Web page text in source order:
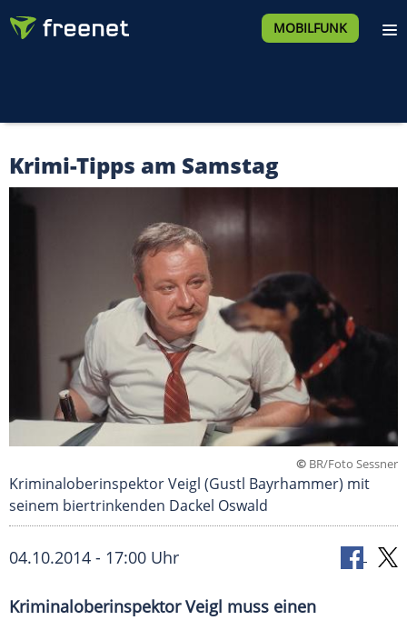
MOBILFUNK
Krimi-Tipps am Samstag
© BR/Foto Sessner
Kriminaloberinspektor Veigl (Gustl Bayrhammer) mit
seinem biertrinkenden Dackel Oswald
04.10.2014 - 17:00 Uhr
Kriminaloberinspektor Veigl muss einen